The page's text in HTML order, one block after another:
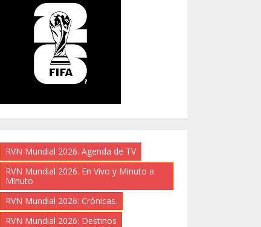
RVN Mundial 2026. Agenda de TV
RVN Mundial 2026. En Vivo y Minuto a
Minuto
RVN Mundial 2026: Crónicas.
RVN Mundial 2026: Destinos